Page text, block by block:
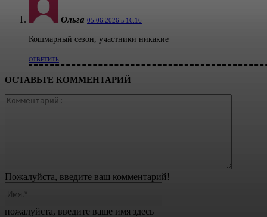
Ольга 05.06.2026 в 16:16
Кошмарный сезон, участники никакие
ОТВЕТИТЬ
ОСТАВЬТЕ КОММЕНТАРИЙ
Пожалуйста, введите ваш комментарий!
пожалуйста, введите ваше имя здесь